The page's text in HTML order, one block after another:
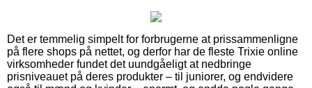
Det er temmelig simpelt for forbrugerne at prissammenligne
på flere shops på nettet, og derfor har de fleste Trixie online
virksomheder fundet det uundgåeligt at nedbringe
prisniveauet på deres produkter – til juniorer, og endvidere